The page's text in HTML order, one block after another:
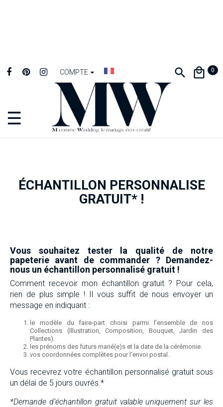
COMPTE 0
Basculer
la
☰
ÉCHANTILLON PERSONNALISE
GRATUIT* !
Vous souhaitez tester la qualité de notre
papeterie avant de commander ? Demandez-
nous un échantillon personnalisé gratuit !
Comment recevoir mon échantillon gratuit ? Pour cela,
rien de plus simple ! Il vous suffit de nous envoyer un
message en indiquant :
le modèle du faire-part choisi parmi l’ensemble de nos
Collections (Illustration, Composition, Bouquet, Jardin des
Plantes).
les prénoms des futurs marié(e)s et la date de la cérémonie.
vos coordonnées complètes pour l’envoi postal.
Vous recevrez votre échantillon personnalisé gratuit sous
un délai de 5 jours ouvrés.*
*Demande d’échantillon gratuit valable uniquement sur les